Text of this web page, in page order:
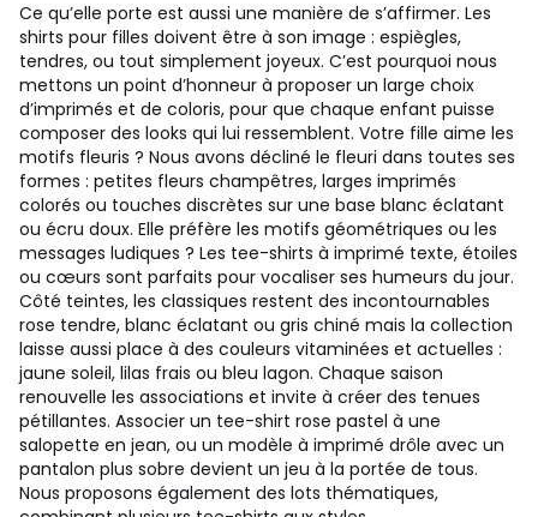
Ce qu’elle porte est aussi une manière de s’affirmer. Les
shirts pour filles doivent être à son image : espiègles,
tendres, ou tout simplement joyeux. C’est pourquoi nous
mettons un point d’honneur à proposer un large choix
d’imprimés et de coloris, pour que chaque enfant puisse
composer des looks qui lui ressemblent. Votre fille aime les
motifs fleuris ? Nous avons décliné le fleuri dans toutes ses
formes : petites fleurs champêtres, larges imprimés
colorés ou touches discrètes sur une base blanc éclatant
ou écru doux. Elle préfère les motifs géométriques ou les
messages ludiques ? Les tee-shirts à imprimé texte, étoiles
ou cœurs sont parfaits pour vocaliser ses humeurs du jour.
Côté teintes, les classiques restent des incontournables
rose tendre, blanc éclatant ou gris chiné mais la collection
laisse aussi place à des couleurs vitaminées et actuelles :
jaune soleil, lilas frais ou bleu lagon. Chaque saison
renouvelle les associations et invite à créer des tenues
pétillantes. Associer un tee-shirt rose pastel à une
salopette en jean, ou un modèle à imprimé drôle avec un
pantalon plus sobre devient un jeu à la portée de tous.
Nous proposons également des lots thématiques,